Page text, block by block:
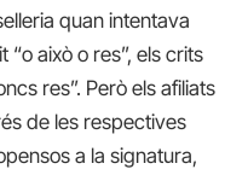
quan intentava
això o res”, els crits
res”. Però els afiliats
de les respectives
a la signatura,